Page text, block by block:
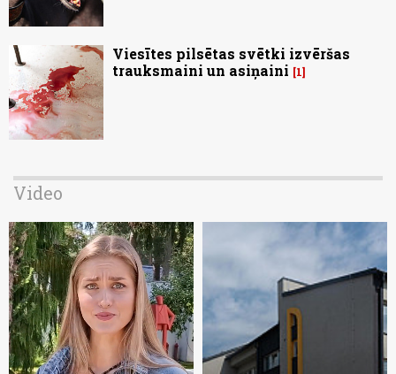
Viesītes pilsētas svētki izvēršas
trauksmaini un asiņaini
1
Video